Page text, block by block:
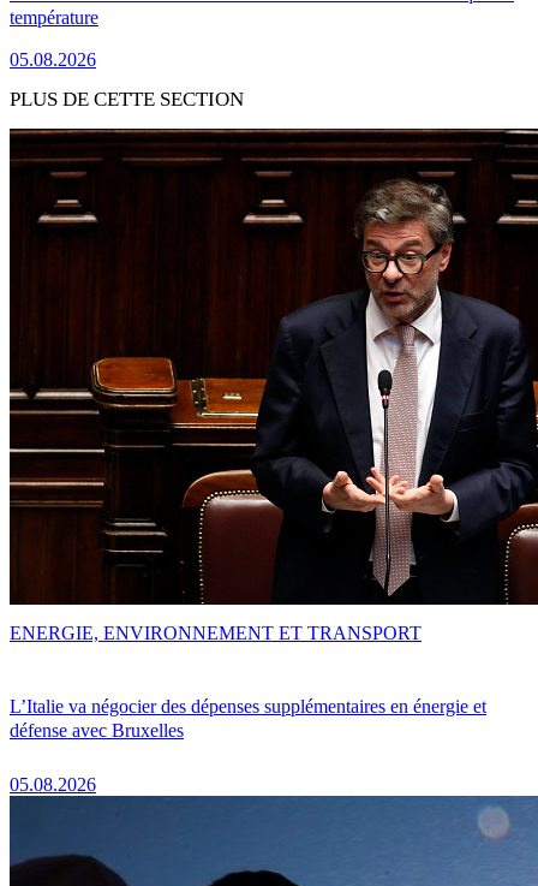
température
05.08.2026
PLUS DE CETTE SECTION
L’Italie va négocier des dépenses supplémentaires en énergie et
défense avec Bruxelles
05.08.2026
ENERGIE, ENVIRONNEMENT ET TRANSPORT